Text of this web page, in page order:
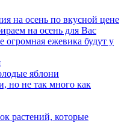
на осень по вкусной цене
на осень для Вас
ежевика будут у
яблони
но не так много как
растений, которые